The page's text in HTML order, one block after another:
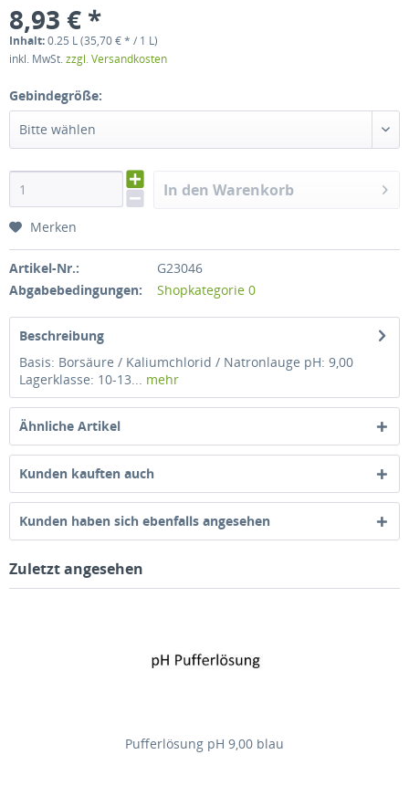
8,93 € *
Inhalt:0.25 L (35,70 € * / 1 L)
inkl. MwSt.zzgl. Versandkosten
Gebindegröße:
Bitte wählen
In den Warenkorb
Merken
Artikel-Nr.:
G23046
Abgabebedingungen:
Shopkategorie 0
Beschreibung
Basis: Borsäure / Kaliumchlorid / Natronlauge pH: 9,00
Lagerklasse: 10-13... mehr
Ähnliche Artikel
Kunden kauften auch
Kunden haben sich ebenfalls angesehen
Zuletzt angesehen
Pufferlösung pH 9,00 blau